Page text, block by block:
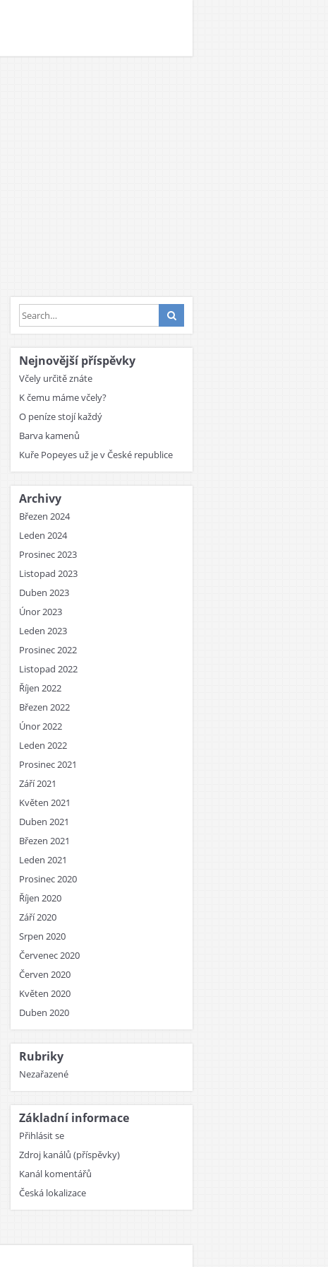
Nejnovější příspěvky
Včely určitě znáte
K čemu máme včely?
O peníze stojí každý
Barva kamenů
Kuře Popeyes už je v České republice
Archivy
Březen 2024
Leden 2024
Prosinec 2023
Listopad 2023
Duben 2023
Únor 2023
Leden 2023
Prosinec 2022
Listopad 2022
Říjen 2022
Březen 2022
Únor 2022
Leden 2022
Prosinec 2021
Září 2021
Květen 2021
Duben 2021
Březen 2021
Leden 2021
Prosinec 2020
Říjen 2020
Září 2020
Srpen 2020
Červenec 2020
Červen 2020
Květen 2020
Duben 2020
Rubriky
Nezařazené
Základní informace
Přihlásit se
Zdroj kanálů (příspěvky)
Kanál komentářů
Česká lokalizace